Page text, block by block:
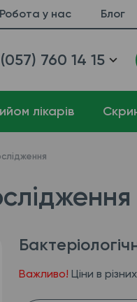
Робота у нас Блог
760 14 15
лікарів
Важливо! Ціни в